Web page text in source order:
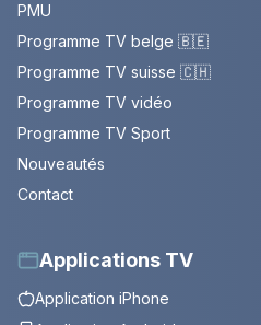
PMU
Programme TV belge 🇧🇪
Programme TV suisse 🇨🇭
Programme TV vidéo
Programme TV Sport
Nouveautés
Contact
Applications TV
Application iPhone